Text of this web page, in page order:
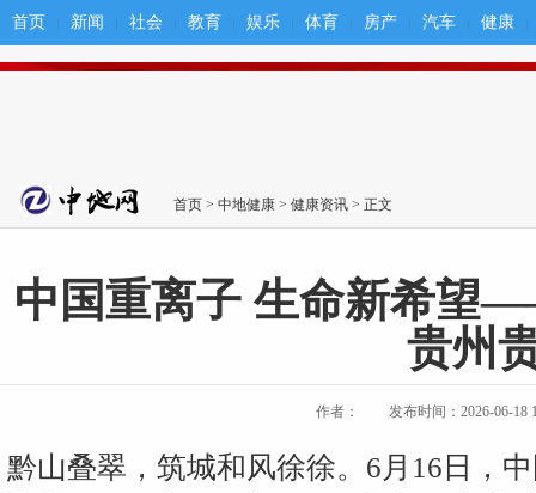
首页 新闻 社会 教育 娱乐 体育 房产 汽车 健康
首页 > 中地健康 > 健康资讯 > 正文
中国重离子 生命新希望
贵州
作者： 发布时间：2026-06-18
黔山叠翠，筑城和风徐徐。6月16日，